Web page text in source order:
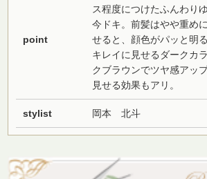
point
ス程度につけたふんわり
今ドキ。前髪はやや重め
せると、顔色がパッと明
キレイに見せるダークカ
クブラウンでツヤ感アッ
見せる効果もアリ。
stylist 岡本 北斗